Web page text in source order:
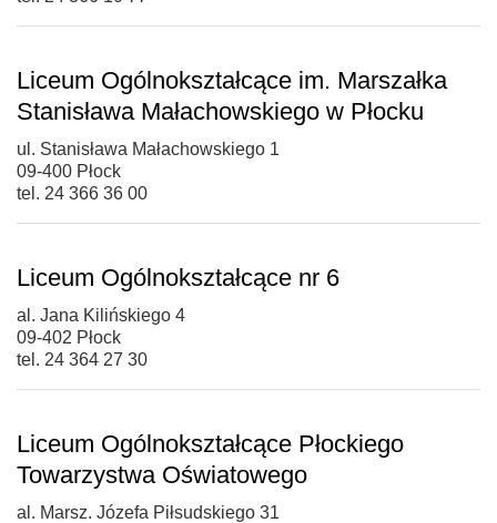
Liceum Ogólnokształcące im. Marszałka
Stanisława Małachowskiego w Płocku
ul. Stanisława Małachowskiego 1
09-400 Płock
tel. 24 366 36 00
Liceum Ogólnokształcące nr 6
al. Jana Kilińskiego 4
09-402 Płock
tel. 24 364 27 30
Liceum Ogólnokształcące Płockiego
Towarzystwa Oświatowego
al. Marsz. Józefa Piłsudskiego 31